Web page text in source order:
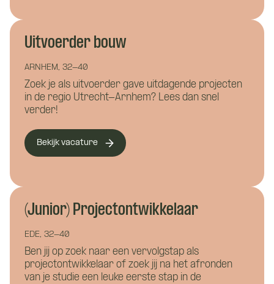
Uitvoerder bouw
ARNHEM, 32-40
Zoek je als uitvoerder gave uitdagende projecten
in de regio Utrecht-Arnhem? Lees dan snel
verder!
Bekijk vacature
(Junior) Projectontwikkelaar
EDE, 32-40
Ben jij op zoek naar een vervolgstap als
projectontwikkelaar of zoek jij na het afronden
van je studie een leuke eerste stap in de
Wie ben je?
Wat is je naam?
Wil je alvast wat kwijt?
Hoe kunnen we je bereiken?
Wat is je naam?
Namens welk bedrijf neem je contact op?